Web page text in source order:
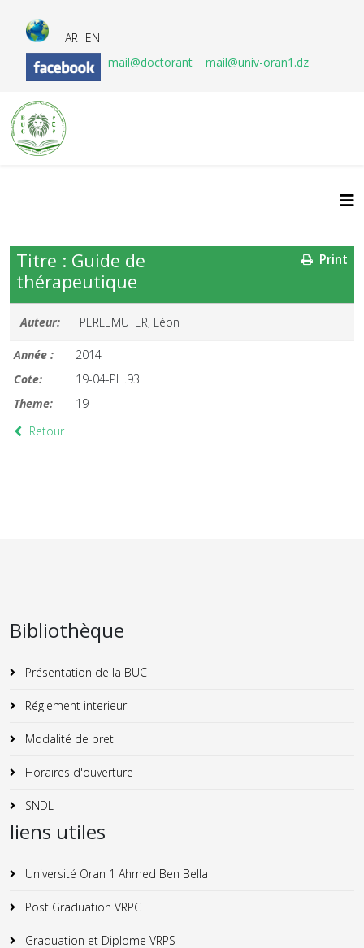
AR EN
mail@doctorant
mail@univ-oran1.dz
Print
Titre : Guide de
thérapeutique
Auteur: PERLEMUTER, Léon
Année :
2014
Cote:
19-04-PH.93
Theme:
19
Retour
Bibliothèque
Présentation de la BUC
Réglement interieur
Modalité de pret
Horaires d'ouverture
SNDL
liens utiles
Université Oran 1 Ahmed Ben Bella
Post Graduation VRPG
Graduation et Diplome VRPS